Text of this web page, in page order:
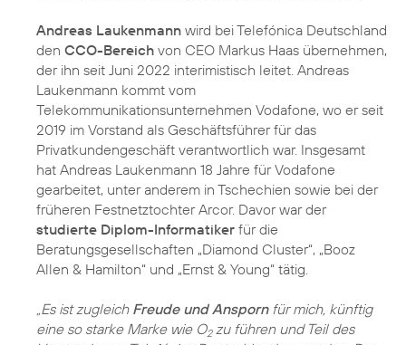
Andreas Laukenmann wird bei Telefónica Deutschland
den CCO-Bereich von CEO Markus Haas übernehmen,
der ihn seit Juni 2022 interimistisch leitet. Andreas
Laukenmann kommt vom
Telekommunikationsunternehmen Vodafone, wo er seit
2019 im Vorstand als Geschäftsführer für das
Privatkundengeschäft verantwortlich war. Insgesamt
hat Andreas Laukenmann 18 Jahre für Vodafone
gearbeitet, unter anderem in Tschechien sowie bei der
früheren Festnetztochter Arcor. Davor war der
studierte Diplom-Informatiker für die
Beratungsgesellschaften „Diamond Cluster“, „Booz
Allen & Hamilton“ und „Ernst & Young“ tätig.
„Es ist zugleich Freude und Anspornfür mich, künftig
eine so starke Marke wie O2zu führen und Teil des